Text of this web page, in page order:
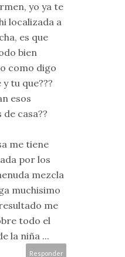
yo ya te
localizada a
es que
bien
como digo
tu que???
esos
de casa??
me tiene
por los
mezcla
muchisimo
me
todo el
la niña ...
Responder